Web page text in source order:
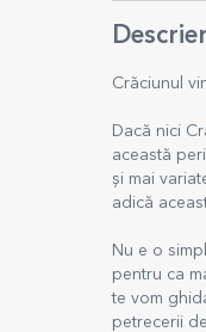
Crăciunul
Dacă nici
această
și mai
adică
Nu e o
pentru ca
te vom
petrecerii